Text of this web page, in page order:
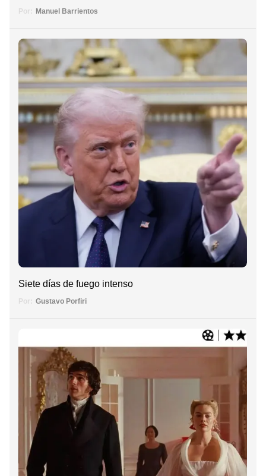
Por: Manuel Barrientos
Siete días de fuego intenso
Por: Gustavo Porfiri